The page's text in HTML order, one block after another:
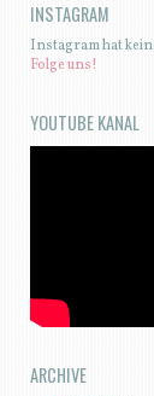
INSTAGRAM
Instagram hat
Folge uns!
YOUTUBE KANAL
ARCHIVE